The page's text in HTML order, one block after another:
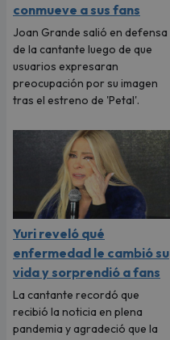
conmueve a sus fans
Joan Grande salió en defensa
de la cantante luego de que
usuarios expresaran
preocupación por su imagen
tras el estreno de 'Petal'.
Yuri reveló qué
enfermedad le cambió su
vida y sorprendió a fans
La cantante recordó que
recibió la noticia en plena
pandemia y agradeció que la